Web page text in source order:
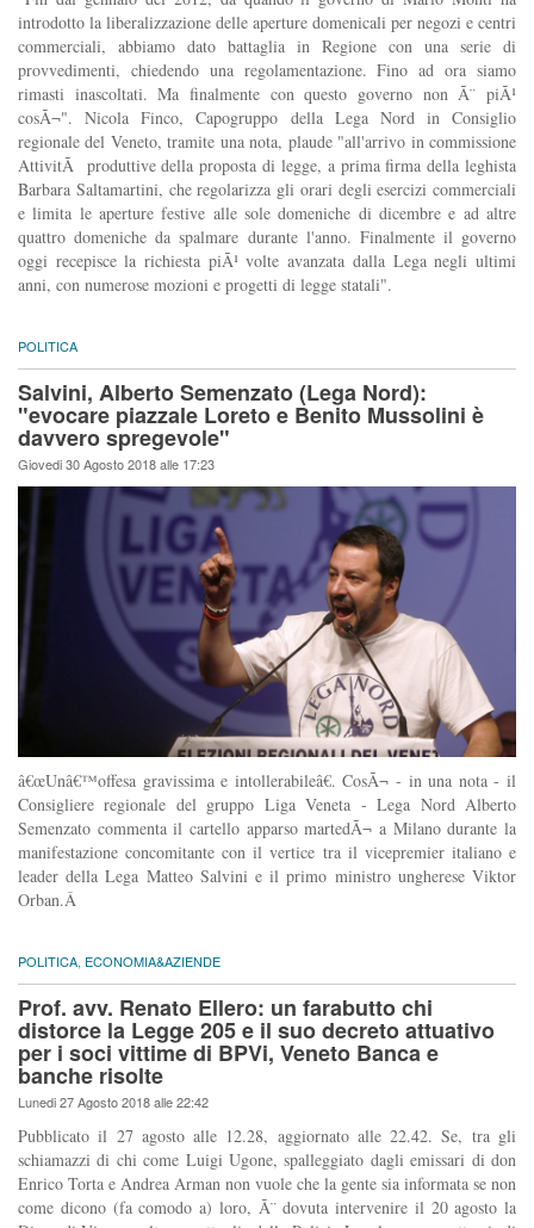
introdotto la liberalizzazione delle aperture domenicali per negozi e centri
commerciali, abbiamo dato battaglia in Regione con una serie di
provvedimenti, chiedendo una regolamentazione. Fino ad ora siamo
rimasti inascoltati. Ma finalmente con questo governo non Ã¨ piÃ¹
cosÃ¬". Nicola Finco, Capogruppo della Lega Nord in Consiglio
regionale del Veneto, tramite una nota, plaude "all'arrivo in commissione
AttivitÃ produttive della proposta di legge, a prima firma della leghista
Barbara Saltamartini, che regolarizza gli orari degli esercizi commerciali
e limita le aperture festive alle sole domeniche di dicembre e ad altre
quattro domeniche da spalmare durante l'anno. Finalmente il governo
oggi recepisce la richiesta piÃ¹ volte avanzata dalla Lega negli ultimi
anni, con numerose mozioni e progetti di legge statali".
POLITICA
Salvini, Alberto Semenzato (Lega Nord):
"evocare piazzale Loreto e Benito Mussolini è
davvero spregevole"
Giovedi 30 Agosto 2018 alle 17:23
â€œUnâ€™offesa gravissima e intollerabileâ€. CosÃ¬ - in una nota - il
Consigliere regionale del gruppo Liga Veneta - Lega Nord Alberto
Semenzato commenta il cartello apparso martedÃ¬ a Milano durante la
manifestazione concomitante con il vertice tra il vicepremier italiano e
leader della Lega Matteo Salvini e il primo ministro ungherese Viktor
Orban.Â
POLITICA ECONOMIA&AZIENDE
Prof. avv. Renato Ellero: un farabutto chi
distorce la Legge 205 e il suo decreto attuativo
per i soci vittime di BPVi, Veneto Banca e
banche risolte
Lunedi 27 Agosto 2018 alle 22:42
Pubblicato il 27 agosto alle 12.28, aggiornato alle 22.42. Se, tra gli
schiamazzi di chi come Luigi Ugone, spalleggiato dagli emissari di don
Enrico Torta e Andrea Arman non vuole che la gente sia informata se non
come dicono (fa comodo a) loro, Ã¨ dovuta intervenire il 20 agosto la